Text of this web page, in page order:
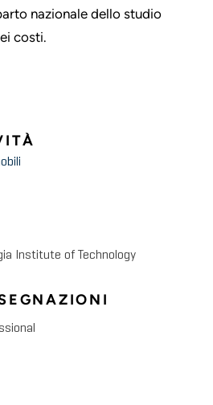
nazionale dello studio
costi.
Institute of Technology